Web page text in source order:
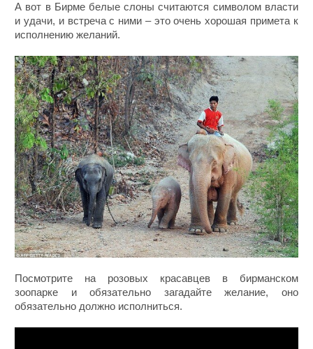
А вот в Бирме белые слоны считаются символом власти
и удачи, и встреча с ними – это очень хорошая примета к
исполнению желаний.
Посмотрите на розовых красавцев в бирманском
зоопарке и обязательно загадайте желание, оно
обязательно должно исполниться.